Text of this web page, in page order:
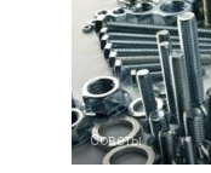
Советы